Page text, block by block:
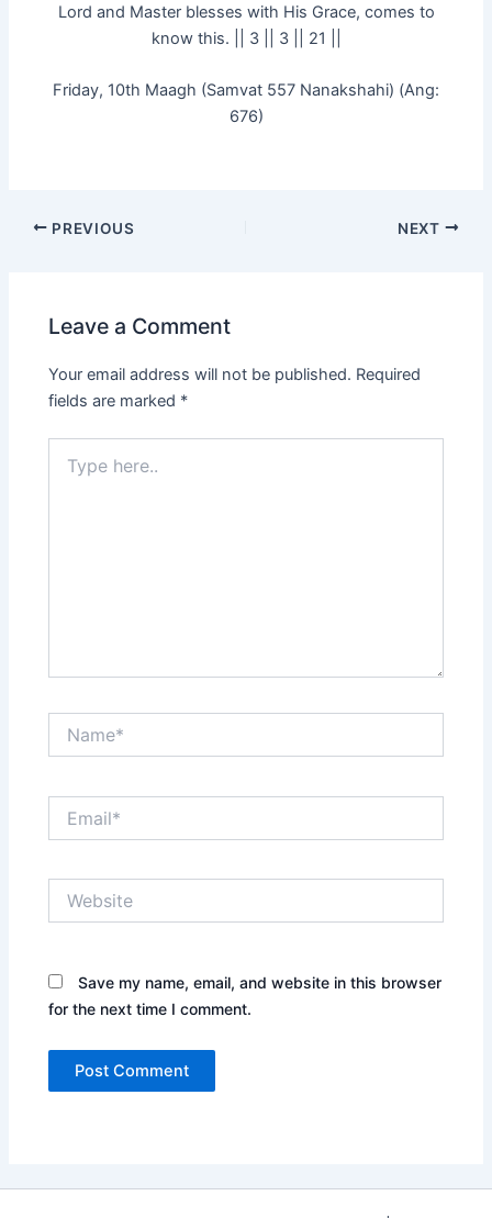
Lord and Master blesses with His Grace, comes to
know this. || 3 || 3 || 21 ||
Friday, 10th Maagh (Samvat 557 Nanakshahi) (Ang:
676)
PREVIOUS NEXT
Leave a Comment
Your email address will not be published. Required
fields are marked *
here..
Save my name, email, and website in this browser
for the next time I comment.